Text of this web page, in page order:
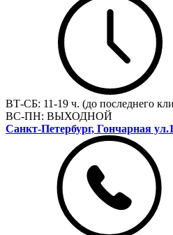
ВТ-СБ: 11-19 ч. (до последнего
ВС-ПН: ВЫХОДНОЙ
Санкт-Петербург, Гончарная